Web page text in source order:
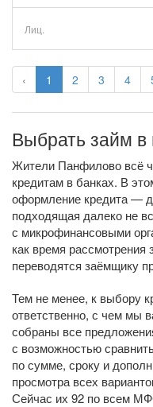
‹ 1 2 3 4
Лиц.
Выбрать займ
Жители Панфилово всё
кредитам в банках. В
оформление кредита —
подходящая далеко не
с микрофинансовыми
как время рассмотрения
переводятся заёмщику
Тем не менее, к выбору
ответственно, с чем мы
собраны все
с возможностью
по сумме, сроку и
просмотра всех
Сейчас их 92 по всем